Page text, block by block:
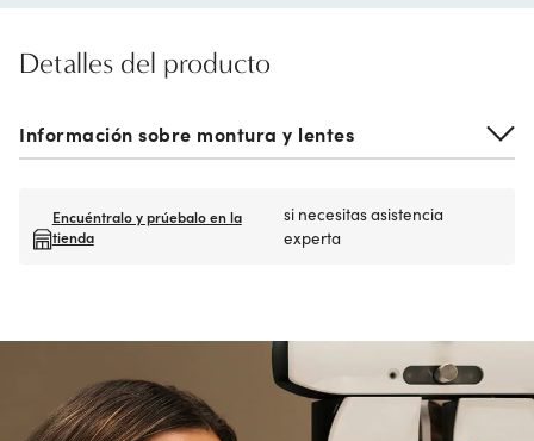
Detalles del producto
Información sobre montura y lentes
Encuéntralo y prúebalo en la
tienda
si necesitas asistencia
experta